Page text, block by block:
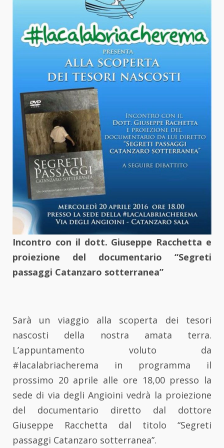
Incontro con il dott. Giuseppe Racchetta e
proiezione del documentario “Segreti
passaggi Catanzaro sotterranea”
Sarà un viaggio alla scoperta dei tesori
nascosti della nostra amata terra.
L’appuntamento voluto da
#lacalabriacherema in programma il
prossimo 20 aprile alle ore 18,00 presso la
sede di via degli Angioini vedrà la proiezione
del documentario diretto dal dottore
Giuseppe Racchetta dal titolo “Segreti
passaggi Catanzaro sotterranea”.